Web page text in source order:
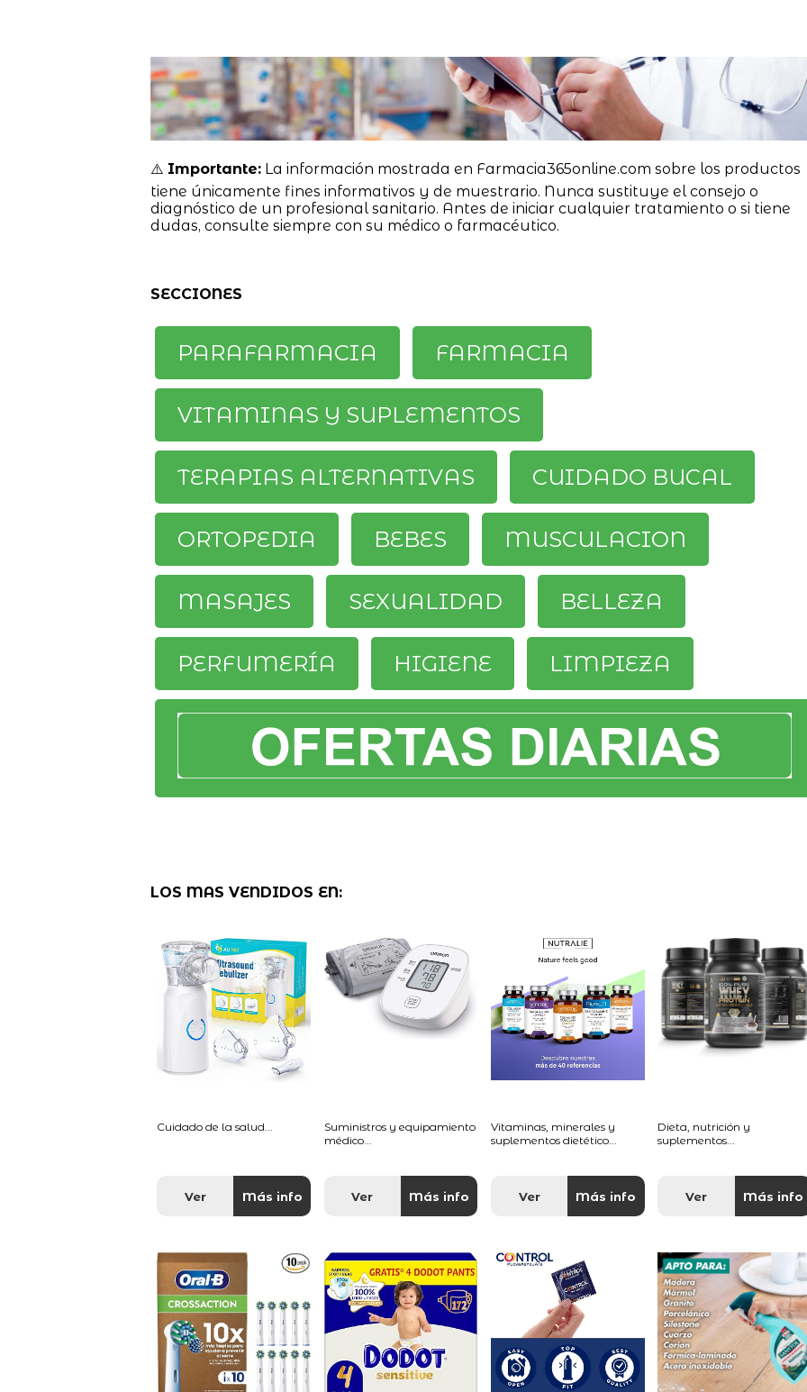
⚠️ Importante:La información mostrada en Farmacia365online.com sobre los productos
tiene únicamente fines informativos y de muestrario. Nunca sustituye el consejo o
diagnóstico de un profesional sanitario. Antes de iniciar cualquier tratamiento o si tiene
dudas, consulte siempre con su médico o farmacéutico.
SECCIONES
PARAFARMACIA FARMACIA
VITAMINAS Y SUPLEMENTOS
TERAPIAS ALTERNATIVAS CUIDADO BUCAL
ORTOPEDIA BEBES MUSCULACION
MASAJES SEXUALIDAD BELLEZA
PERFUMERÍA HIGIENE LIMPIEZA
LOS MAS VENDIDOS EN:
Cuidado de la salud...
Ver Más info
Suministros y equipamiento
médico...
Ver Más info
Vitaminas, minerales y
suplementos dietético...
Ver Más info
Dieta, nutrición y
suplementos...
Ver Más info